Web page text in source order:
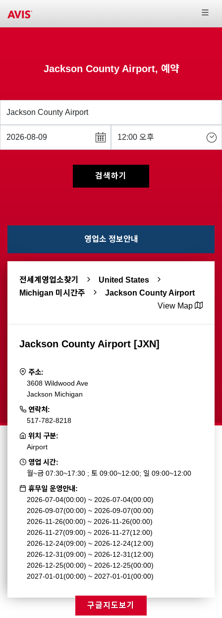
Jackson County Airport, 예약
검색하기
영업소 정보안내
전세계영업소찾기
United States
Michigan 미시간주
Jackson County Airport
View Map
Jackson County Airport [JXN]
주소:
3608 Wildwood Ave
Jackson Michigan
연락처:
517-782-8218
위치 구분:
Airport
영업 시간:
월~금 07:30~17:30 ; 토 09:00~12:00; 일 09:00~12:00
휴무일 운영안내:
2026-07-04(00:00) ~ 2026-07-04(00:00)
2026-09-07(00:00) ~ 2026-09-07(00:00)
2026-11-26(00:00) ~ 2026-11-26(00:00)
2026-11-27(09:00) ~ 2026-11-27(12:00)
2026-12-24(09:00) ~ 2026-12-24(12:00)
2026-12-31(09:00) ~ 2026-12-31(12:00)
2026-12-25(00:00) ~ 2026-12-25(00:00)
2027-01-01(00:00) ~ 2027-01-01(00:00)
구글지도보기